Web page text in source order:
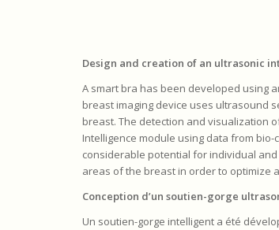
Design and creation of an ultrasonic
A smart bra has been developed using
breast imaging device uses ultrasound
breast. The detection and visualization
Intelligence module using data from
considerable potential for individual
areas of the breast in order to optimize
Conception d’un soutien-gorge
Un soutien-gorge intelligent a été